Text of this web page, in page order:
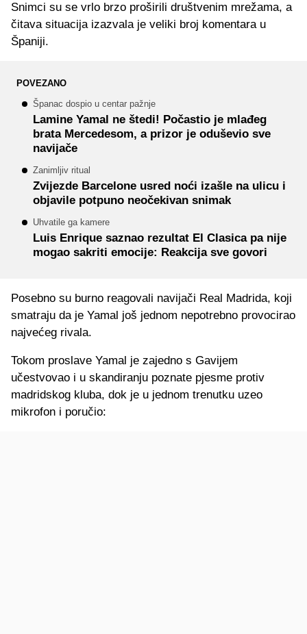
Snimci su se vrlo brzo proširili društvenim mrežama, a
čitava situacija izazvala je veliki broj komentara u
Španiji.
POVEZANO
Španac dospio u centar pažnje
Lamine Yamal ne štedi! Počastio je mlađeg
brata Mercedesom, a prizor je oduševio sve
navijače
Zanimljiv ritual
Zvijezde Barcelone usred noći izašle na ulicu i
objavile potpuno neočekivan snimak
Uhvatile ga kamere
Luis Enrique saznao rezultat El Clasica pa nije
mogao sakriti emocije: Reakcija sve govori
Posebno su burno reagovali navijači Real Madrida, koji
smatraju da je Yamal još jednom nepotrebno provocirao
najvećeg rivala.
Tokom proslave Yamal je zajedno s Gavijem
učestvovao i u skandiranju poznate pjesme protiv
madridskog kluba, dok je u jednom trenutku uzeo
mikrofon i poručio: